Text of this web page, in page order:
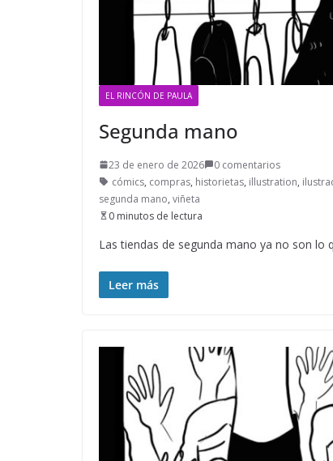
EL RINCÓN DE PAULA
Segunda mano
23 de enero de 2026
0 comentarios
cómics, compras, historietas, illustration,
segunda mano, viñeta
0 minutos de lectura
Las tiendas de segunda mano ya no son lo
Leer más